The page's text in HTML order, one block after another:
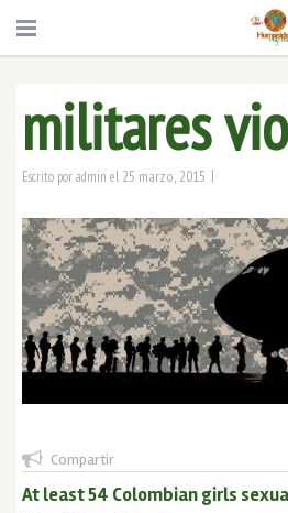
militares
Escrito poradmin el 25 marzo, 2015 |
Compartir
At least 54 Colombian girls